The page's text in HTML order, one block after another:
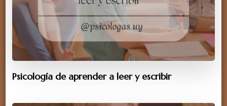
Psicología de aprender a leer y escribir